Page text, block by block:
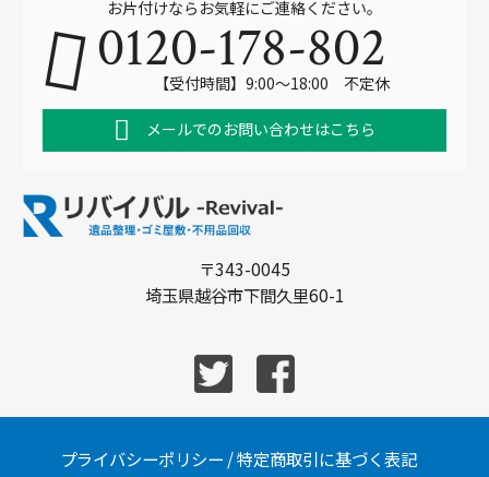
〒343-0045
埼玉県越谷市下間久里60-1
お片付けならお気軽にご連絡ください。
0120-178-802
【受付時間】9:00～18:00 不定休
メールでのお問い合わせはこちら
プライバシーポリシー /特定商取引に基づく表記